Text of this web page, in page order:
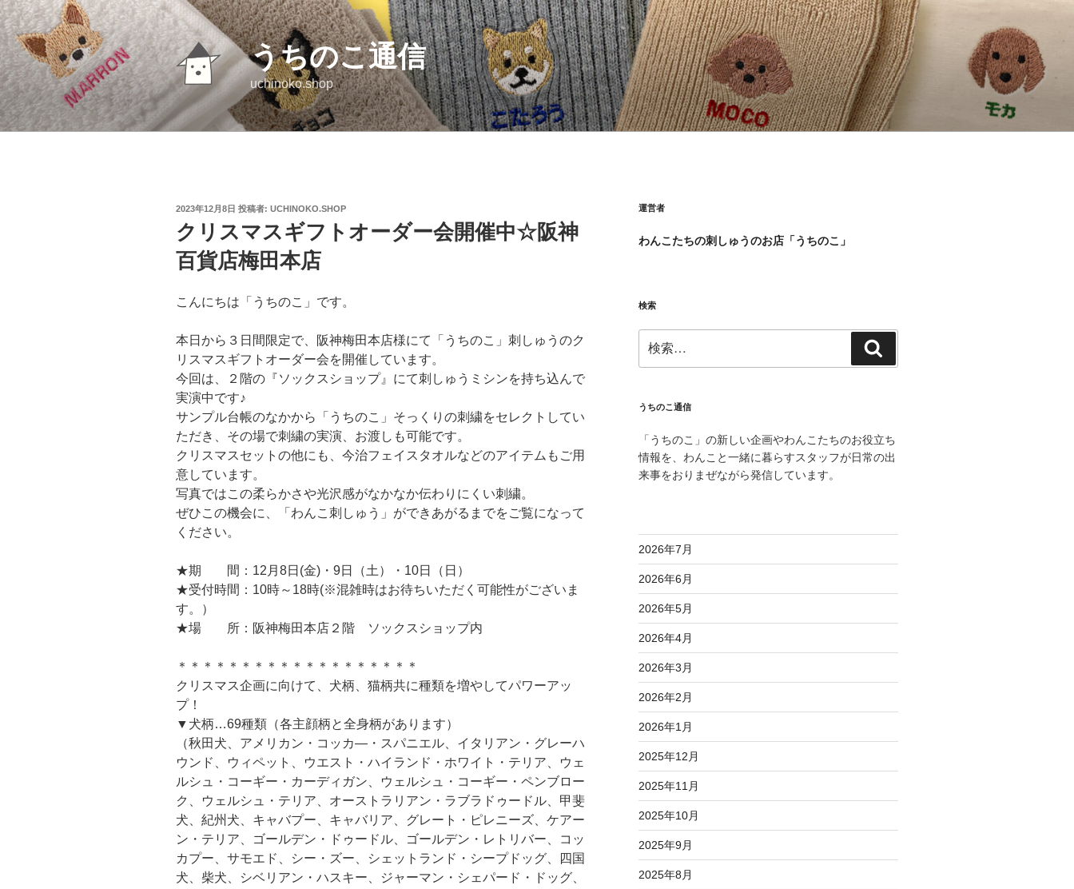
コ
ン
テ
ン
ツ
へ
ス
うちのこ通信
uchinoko.shop
投
日:
2023年12月8日 投稿者: UCHINOKO.SHOP
クリスマスギフトオーダー会開催中☆阪神
百貨店梅田本店
こんにちは「うちのこ」です。
本日から３日間限定で、阪神梅田本店様にて「うちのこ」刺しゅうのク
リスマスギフトオーダー会を開催しています。
今回は、２階の『ソックスショップ』にて刺しゅうミシンを持ち込んで
実演中です♪
サンプル台帳のなかから「うちのこ」そっくりの刺繍をセレクトしてい
ただき、その場で刺繍の実演、お渡しも可能です。
クリスマスセットの他にも、今治フェイスタオルなどのアイテムもご用
意しています。
写真ではこの柔らかさや光沢感がなかなか伝わりにくい刺繍。
ぜひこの機会に、「わんこ刺しゅう」ができあがるまでをご覧になって
ください。
★期 間：12月8日(金)・9日（土）・10日（日）
★受付時間：10時～18時(※混雑時はお待ちいただく可能性がございま
す。）
★場 所：阪神梅田本店２階 ソックスショップ内
＊＊＊＊＊＊＊＊＊＊＊＊＊＊＊＊＊＊＊
クリスマス企画に向けて、犬柄、猫柄共に種類を増やしてパワーアッ
プ！
▼犬柄…69種類（各主顔柄と全身柄があります）
（秋田犬、アメリカン・コッカ―・スパニエル、イタリアン・グレーハ
ウンド、ウィペット、ウエスト・ハイランド・ホワイト・テリア、ウェ
ルシュ・コーギー・カーディガン、ウェルシュ・コーギー・ペンブロー
ク、ウェルシュ・テリア、オーストラリアン・ラブラドゥードル、甲斐
犬、紀州犬、キャバプー、キャバリア、グレート・ピレニーズ、ケアー
ン・テリア、ゴールデン・ドゥードル、ゴールデン・レトリバー、コッ
カプー、サモエド、シー・ズー、シェットランド・シープドッグ、四国
犬、柴犬、シベリアン・ハスキー、ジャーマン・シェパード・ドッグ、
運営者
わんこたちの刺しゅうのお店「うちのこ」
検索
索:
索
うちのこ通信
「うちのこ」の新しい企画やわんこたちのお役立ち
情報を、わんこと一緒に暮らすスタッフが日常の出
来事をおりまぜながら発信しています。
2026年7月
2026年6月
2026年5月
2026年4月
2026年3月
2026年2月
2026年1月
2025年12月
2025年11月
2025年10月
2025年9月
2025年8月